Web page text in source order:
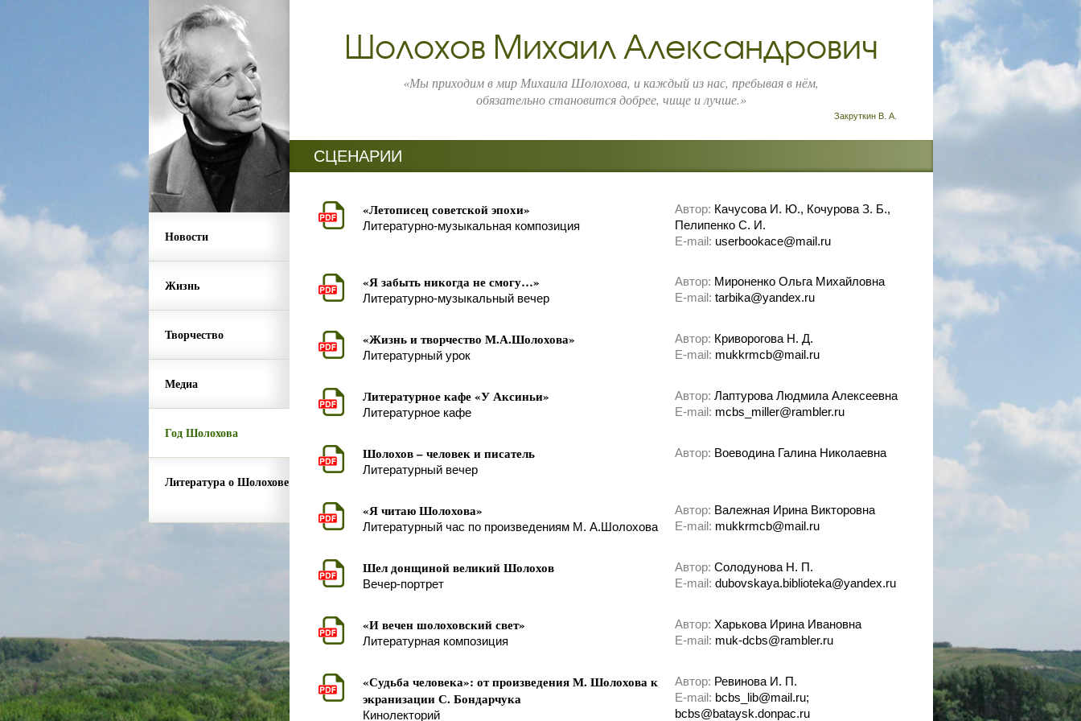
Новости
Жизнь
Творчество
Медиа
Год Шолохова
Литература о Шолохове
Шолохов Михаил Александрович
«Мы приходим в мир Михаила Шолохова, и каждый из нас, пребывая в нём,
обязательно становится добрее, чище и лучше.»
Закруткин В. А.
СЦЕНАРИИ
«Летописец советской эпохи»
Литературно-музыкальная композиция
Автор: Качусова И. Ю., Кочурова З. Б.,
Пелипенко С. И.
E-mail: userbookace@mail.ru
«Я забыть никогда не смогу…»
Литературно-музыкальный вечер
Автор: Мироненко Ольга Михайловна
E-mail: tarbika@yandex.ru
«Жизнь и творчество М.А.Шолохова»
Литературный урок
Автор: Криворогова Н. Д.
E-mail: mukkrmcb@mail.ru
Литературное кафе «У Аксиньи»
Литературное кафе
Автор: Лаптурова Людмила Алексеевна
E-mail: mcbs_miller@rambler.ru
Шолохов – человек и писатель
Литературный вечер
Автор: Воеводина Галина Николаевна
«Я читаю Шолохова»
Литературный час по произведениям М. А.Шолохова
Автор: Валежная Ирина Викторовна
E-mail: mukkrmcb@mail.ru
Шел донщиной великий Шолохов
Вечер-портрет
Автор: Солодунова Н. П.
E-mail: dubovskaya.biblioteka@yandex.ru
«И вечен шолоховский свет»
Литературная композиция
Автор: Харькова Ирина Ивановна
E-mail: muk-dcbs@rambler.ru
«Судьба человека»: от произведения М. Шолохова к
экранизации С. Бондарчука
Кинолекторий
Автор: Ревинова И. П.
E-mail: bcbs_lib@mail.ru;
bcbs@bataysk.donpac.ru